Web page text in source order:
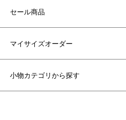
セール商品
マイサイズオーダー
小物カテゴリから探す